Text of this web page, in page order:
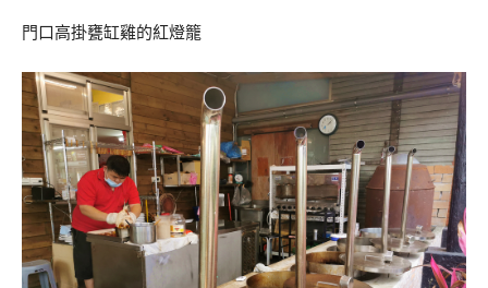
門口高掛甕缸雞的紅燈籠